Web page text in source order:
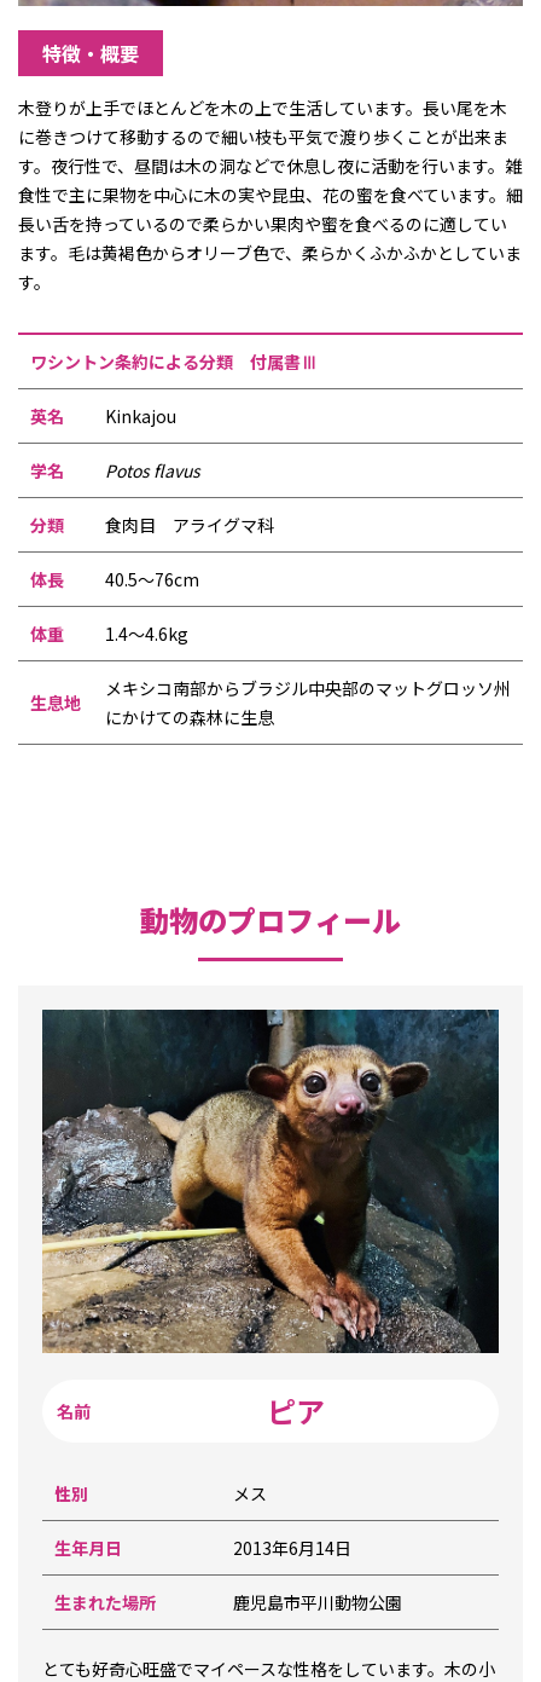
特徴・概要
木登りが上手でほとんどを木の上で生活しています。長い尾を木
に巻きつけて移動するので細い枝も平気で渡り歩くことが出来ま
す。夜行性で、昼間は木の洞などで休息し夜に活動を行います。雑
食性で主に果物を中心に木の実や昆虫、花の蜜を食べています。細
長い舌を持っているので柔らかい果肉や蜜を食べるのに適してい
ます。毛は黄褐色からオリーブ色で、柔らかくふかふかとしていま
す。
ワシントン条約による分類 付属書Ⅲ
英名 Kinkajou
学名 Potos flavus
分類 食肉目 アライグマ科
体長 40.5〜76cm
体重 1.4〜4.6kg
生息地
メキシコ南部からブラジル中央部のマットグロッソ州
にかけての森林に生息
動物のプロフィール
ピア
性別 メス
生年月日 2013年6月14日
生まれた場所 鹿児島市平川動物公園
とても好奇心旺盛でマイペースな性格をしています。木の小